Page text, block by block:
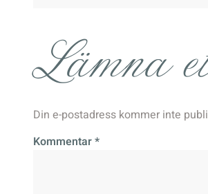
Lämna
Din e-postadress kommer inte
Kommentar*